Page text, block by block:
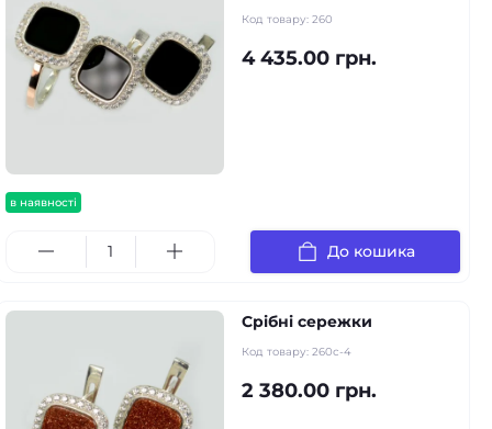
в наявності
Код товару: 260
4 435.00 грн.
До кошика
Срібні сережки
Код товару: 260с-4
2 380.00 грн.